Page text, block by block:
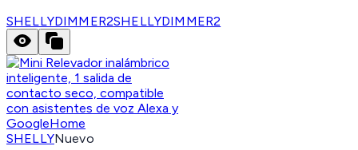
SHELLYDIMMER2SHELLYDIMMER2
SHELLYNuevo